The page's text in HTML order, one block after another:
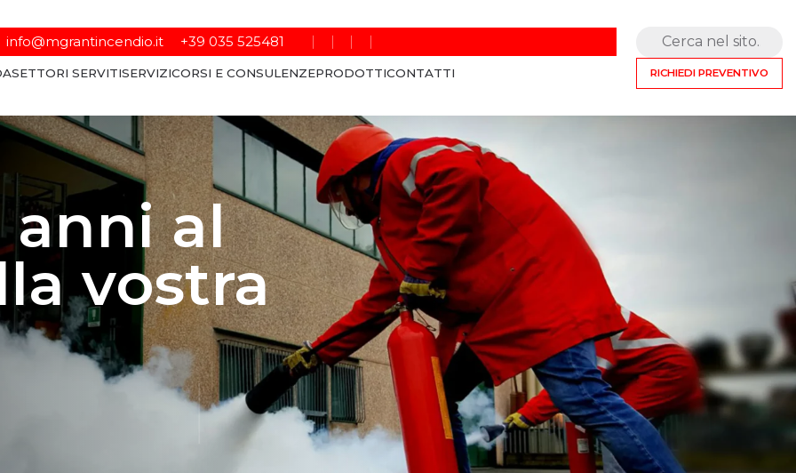
info@mgrantincendio.it +39 035 525481 Cerca nel sito
SETTORI SERVITISERVIZICORSI E CONSULENZEPRODOTTICONTATTI RICHIEDI PREVENTIVO
anni al
vostra